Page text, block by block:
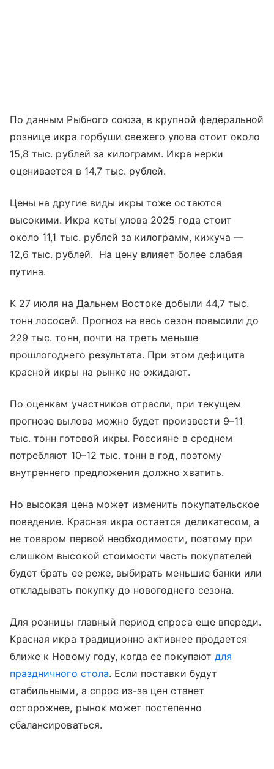
По данным Рыбного союза, в крупной федеральной
рознице икра горбуши свежего улова стоит около
15,8 тыс. рублей за килограмм. Икра нерки
оценивается в 14,7 тыс. рублей.
Цены на другие виды икры тоже остаются
высокими. Икра кеты улова 2025 года стоит
около 11,1 тыс. рублей за килограмм, кижуча —
12,6 тыс. рублей. На цену влияет более слабая
путина.
К 27 июля на Дальнем Востоке добыли 44,7 тыс.
тонн лососей. Прогноз на весь сезон повысили до
229 тыс. тонн, почти на треть меньше
прошлогоднего результата. При этом дефицита
красной икры на рынке не ожидают.
По оценкам участников отрасли, при текущем
прогнозе вылова можно будет произвести 9–11
тыс. тонн готовой икры. Россияне в среднем
потребляют 10–12 тыс. тонн в год, поэтому
внутреннего предложения должно хватить.
Но высокая цена может изменить покупательское
поведение. Красная икра остается деликатесом, а
не товаром первой необходимости, поэтому при
слишком высокой стоимости часть покупателей
будет брать ее реже, выбирать меньшие банки или
откладывать покупку до новогоднего сезона.
Для розницы главный период спроса еще впереди.
Красная икра традиционно активнее продается
ближе к Новому году, когда ее покупают для
праздничного стола. Если поставки будут
стабильными, а спрос из-за цен станет
осторожнее, рынок может постепенно
сбалансироваться.